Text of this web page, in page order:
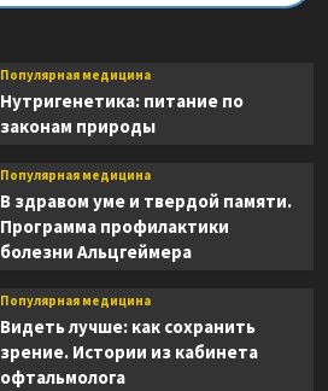
Популярная медицина
Нутригенетика: питание по
законам природы
Популярная медицина
В здравом уме и твердой памяти.
Программа профилактики
болезни Альцгеймера
Популярная медицина
Видеть лучше: как сохранить
зрение. Истории из кабинета
офтальмолога